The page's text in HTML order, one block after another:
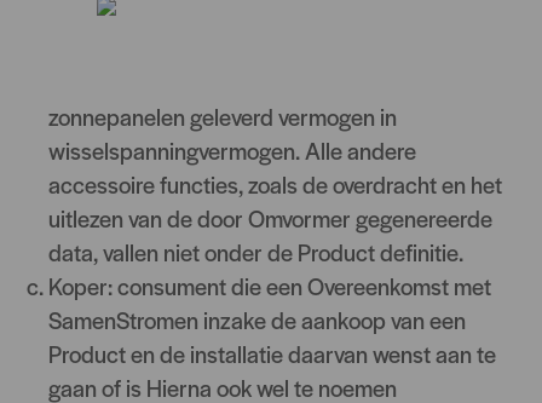
Omvormer: alleen de hoofdfunctie van de
zonnepanelen geleverd vermogen in
wisselspanningvermogen. Alle andere
accessoire functies, zoals de overdracht en het
uitlezen van de door Omvormer gegenereerde
data, vallen niet onder de Product definitie.
Koper: consument die een Overeenkomst met
SamenStromen inzake de aankoop van een
Product en de installatie daarvan wenst aan te
gaan of is Hierna ook wel te noemen